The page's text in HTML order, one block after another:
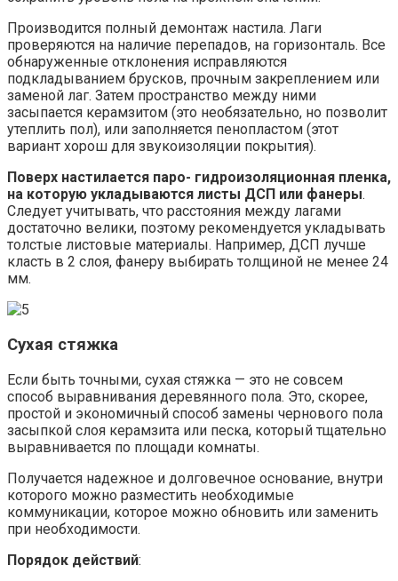
Производится полный демонтаж настила. Лаги
проверяются на наличие перепадов, на горизонталь. Все
обнаруженные отклонения исправляются
подкладыванием брусков, прочным закреплением или
заменой лаг. Затем пространство между ними
засыпается керамзитом (это необязательно, но позволит
утеплить пол), или заполняется пенопластом (этот
вариант хорош для звукоизоляции покрытия).
Поверх настилается паро- гидроизоляционная пленка,
на которую укладываются листы ДСП или фанеры.
Следует учитывать, что расстояния между лагами
достаточно велики, поэтому рекомендуется укладывать
толстые листовые материалы. Например, ДСП лучше
класть в 2 слоя, фанеру выбирать толщиной не менее 24
мм.
Сухая стяжка
Если быть точными, сухая стяжка — это не совсем
способ выравнивания деревянного пола. Это, скорее,
простой и экономичный способ замены чернового пола
засыпкой слоя керамзита или песка, который тщательно
выравнивается по площади комнаты.
Получается надежное и долговечное основание, внутри
которого можно разместить необходимые
коммуникации, которое можно обновить или заменить
при необходимости.
Порядок действий: